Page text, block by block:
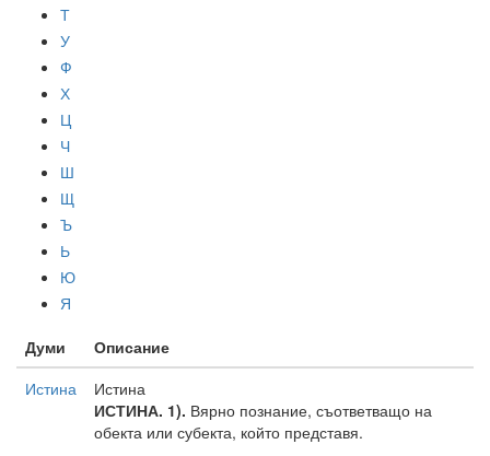
Т
У
Ф
Х
Ц
Ч
Ш
Щ
Ъ
Ь
Ю
Я
Думи
Описание
Истина
Истина
ИСТИНА. 1). Вярно познание, съответващо на
обекта или субекта, който представя.